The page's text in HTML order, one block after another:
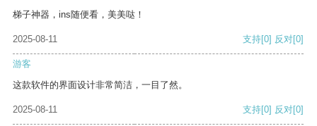
梯子神器，ins随便看，美美哒！
2025-08-11 支持[0] 反对[0]
游客
这款软件的界面设计非常简洁，一目了然。
2025-08-11 支持[0] 反对[0]